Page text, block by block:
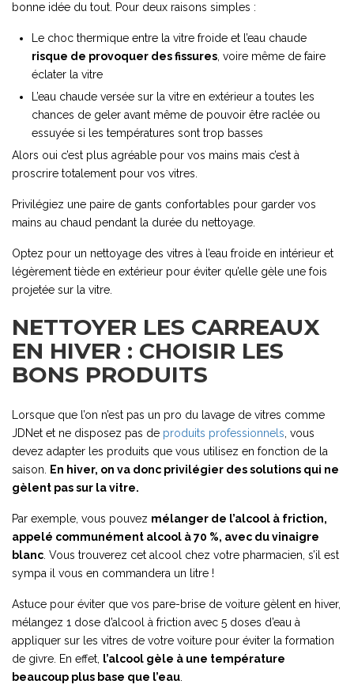
bonne idée du tout. Pour deux raisons simples :
Le choc thermique entre la vitre froide et l’eau chaude
risque de provoquer des fissures , voire même de faire
éclater la vitre
L’eau chaude versée sur la vitre en extérieur a toutes les
chances de geler avant même de pouvoir être raclée ou
essuyée si les températures sont trop basses
Alors oui c’est plus agréable pour vos mains mais c’est à
proscrire totalement pour vos vitres.
Privilégiez une paire de gants confortables pour garder vos
mains au chaud pendant la durée du nettoyage.
Optez pour un nettoyage des vitres à l’eau froide en intérieur et
légèrement tiède en extérieur pour éviter qu’elle gèle une fois
projetée sur la vitre.
NETTOYER LES CARREAUX
EN HIVER : CHOISIR LES
BONS PRODUITS
Lorsque que l’on n’est pas un pro du lavage de vitres comme
JDNet et ne disposez pas de produits professionnels , vous
devez adapter les produits que vous utilisez en fonction de la
saison.
En hiver, on va donc privilégier des solutions qui ne
gèlent pas sur la vitre.
Par exemple, vous pouvez mélanger de l’alcool à friction,
appelé communément alcool à 70 %, avec du vinaigre
blanc . Vous trouverez cet alcool chez votre pharmacien, s’il est
sympa il vous en commandera un litre !
Astuce pour éviter que vos pare-brise de voiture gèlent en hiver,
mélangez 1 dose d’alcool à friction avec 5 doses d’eau à
appliquer sur les vitres de votre voiture pour éviter la formation
de givre. En effet,
l’alcool gèle à une température
beaucoup plus base que l’eau